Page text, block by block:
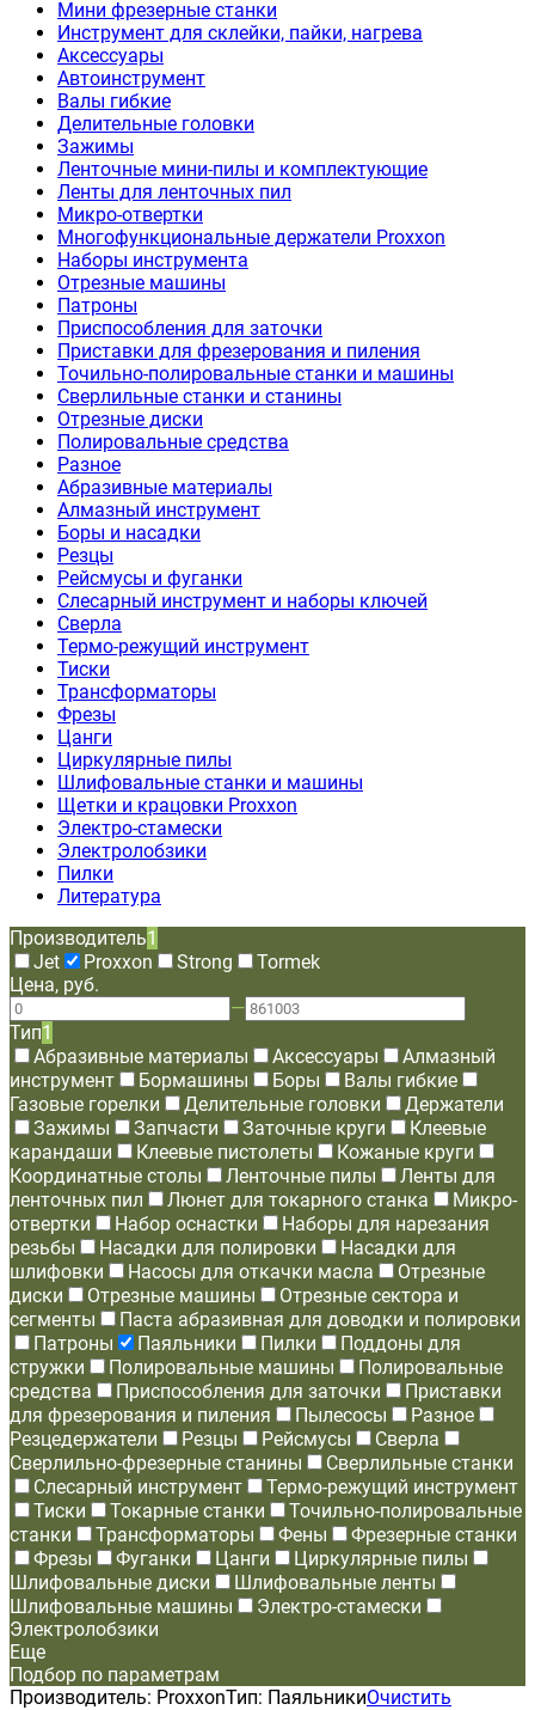
Мини фрезерные станки
Инструмент для склейки, пайки, нагрева
Аксессуары
Автоинструмент
Валы гибкие
Делительные головки
Зажимы
Ленточные мини-пилы и комплектующие
Ленты для ленточных пил
Микро-отвертки
Многофункциональные держатели Proxxon
Наборы инструмента
Отрезные машины
Патроны
Приспособления для заточки
Приставки для фрезерования и пиления
Точильно-полировальные станки и машины
Сверлильные станки и станины
Отрезные диски
Полировальные средства
Разное
Абразивные материалы
Алмазный инструмент
Боры и насадки
Резцы
Рейсмусы и фуганки
Слесарный инструмент и наборы ключей
Сверла
Термо-режущий инструмент
Тиски
Трансформаторы
Фрезы
Цанги
Циркулярные пилы
Шлифовальные станки и машины
Щетки и крацовки Proxxon
Электро-стамески
Электролобзики
Пилки
Литература
Производитель1
Jet
Proxxon Strong
Tormek
Цена, руб.
—
Тип1
Абразивные материалы
Аксессуары
Алмазный
инструмент
Бормашины Боры
Валы гибкие
Газовые горелки
Делительные головки
Держатели
Зажимы
Запчасти Заточные круги
Клеевые
карандаши
Клеевые пистолеты
Кожаные круги
Координатные столы
Ленточные пилы
Ленты для
ленточных пил
Люнет для токарного станка
Микро-
отвертки
Набор оснастки
Наборы для нарезания
резьбы
Насадки для полировки
Насадки для
шлифовки
Насосы для откачки масла
Отрезные
диски
Отрезные машины
Отрезные сектора и
сегменты
Паста абразивная для доводки и полировки
Патроны
Паяльники Пилки
Поддоны для
стружки
Полировальные машины
Полировальные
средства
Приспособления для заточки
Приставки
для фрезерования и пиления
Пылесосы
Разное
Резцедержатели
Резцы Рейсмусы
Сверла
Сверлильно-фрезерные станины
Сверлильные станки
Слесарный инструмент
Термо-режущий инструмент
Тиски
Токарные станки
Точильно-полировальные
станки
Трансформаторы Фены
Фрезерные станки
Фрезы
Фуганки Цанги
Циркулярные пилы
Шлифовальные диски
Шлифовальные ленты
Шлифовальные машины
Электро-стамески
Электролобзики
Еще
Подбор по параметрам
Производитель: ProxxonТип: ПаяльникиОчистить